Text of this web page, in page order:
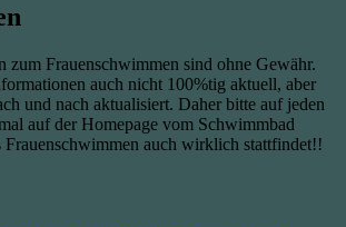
Frauenschwimmen sind ohne Gewähr.
auch nicht 100%tig aktuell, aber
und nach aktualisiert. Daher bitte auf jeden
auf der Homepage vom Schwimmbad
Frauenschwimmen auch wirklich stattfindet!!